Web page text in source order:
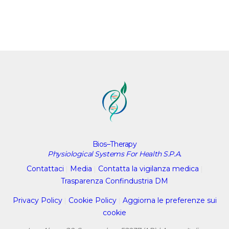
Bios–Therapy
Physiological Systems For Health S.P.A.
Contattaci
Media Contatta la vigilanza medica
Trasparenza Confindustria DM
Privacy Policy| Cookie Policy| Aggiorna le preferenze sui
cookie